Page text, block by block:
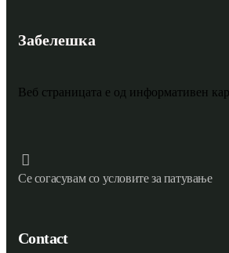
Забелешка
Веб страницата е од информативен
Се согасувам со условите за патување
Contact